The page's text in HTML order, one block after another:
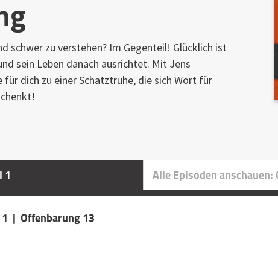
schwer zu verstehen? Im Gegenteil! Glücklich ist
sein Leben danach ausrichtet. Mit Jens
für dich zu einer Schatztruhe, die sich Wort für
1 Alle Episoden
| Offenbarung 13